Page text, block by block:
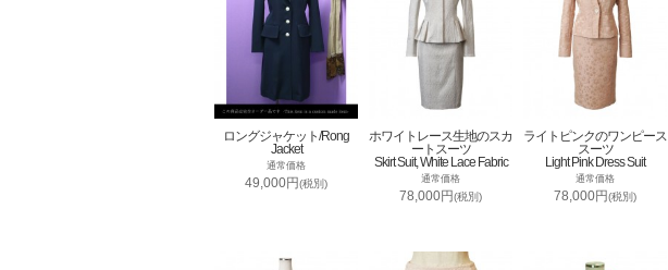
ロングジャケット/Rong
Jacket
通常価格
49,000円(税別)
ホワイトレース生地のスカ
ートスーツ
Skirt Suit, White Lace Fabric
通常価格
78,000円(税別)
ライトピンクのワンピース
スーツ
Light Pink Dress Suit
通常価格
78,000円(税別)